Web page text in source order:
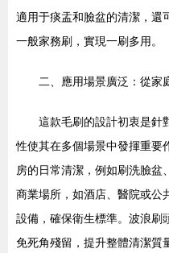
適用于痰盂和臉盆的清潔，還
一般家務刷，實現一刷多用。
二、應用場景廣泛：從家
這款毛刷的設計初衷是針
性使其在多個場景中發揮重要
房的日常清潔，例如刷洗臉盆
商業場所，如酒店、醫院或公
設備，確保衛生標準。波浪刷
免死角殘留，提升整體清潔質